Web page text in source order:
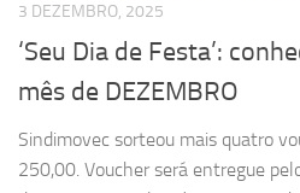
3 DEZEMBRO, 2025
‘Seu Dia de Festa’:
mês de DEZEMBRO
Sindimovec sorteou mais quatro
250,00. Voucher será entregue